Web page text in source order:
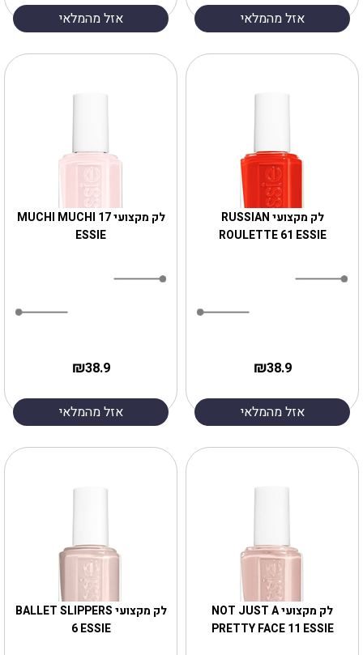
אזל מהמלאי אזל מהמלאי
לק מקצועי MUCHI MUCHI 17
ESSIE
38.9
₪
אזל מהמלאי
לק מקצועי RUSSIAN
ROULETTE 61 ESSIE
38.9
₪
אזל מהמלאי
לק מקצועי BALLET SLIPPERS
6 ESSIE
לק מקצועי NOT JUST A
PRETTY FACE 11 ESSIE